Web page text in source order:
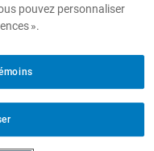
pouvez personnaliser
».